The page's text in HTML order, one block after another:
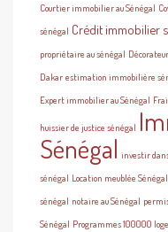
Courtier immobilier au Sénégal
sénégal Crédit immobilier
propriétaire au sénégal
Dakar estimation immobilière
Expert immobilier au Sénégal
huissier de justice sénégal
Sénégal investir
sénégal Location meublée Sénégal
sénégal notaire au Sénégal
Sénégal Programmes 100000